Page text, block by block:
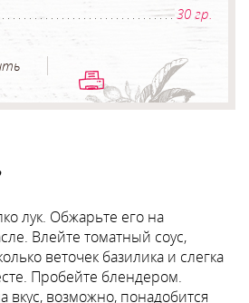
30 гр.
лук. Обжарьте его на
Влейте томатный соус,
веточек базилика и слегка
Пробейте блендером.
вкус, возможно, понадобится